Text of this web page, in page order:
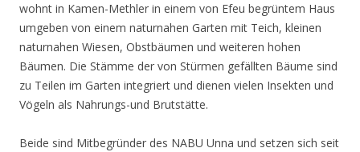
wohnt in Kamen-Methler in einem von Efeu begrüntem Haus
umgeben von einem naturnahen Garten mit Teich, kleinen
naturnahen Wiesen, Obstbäumen und weiteren hohen
Bäumen. Die Stämme der von Stürmen gefällten Bäume sind
zu Teilen im Garten integriert und dienen vielen Insekten und
Vögeln als Nahrungs-und Brutstätte.
Beide sind Mitbegründer des NABU Unna und setzen sich seit